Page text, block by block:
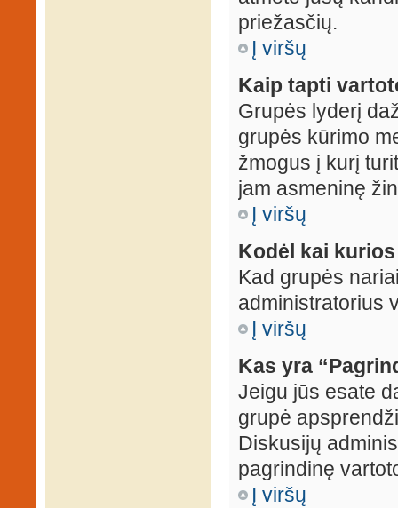
priežasčių.
Į viršų
Kaip tapti
Grupės lyderį
grupės kūrimo
žmogus į kurį
jam asmeninę
Į viršų
Kodėl kai
Kad grupės
administratorius
Į viršų
Kas yra
Jeigu jūs esate
grupė
Diskusijų
pagrindinę
Į viršų